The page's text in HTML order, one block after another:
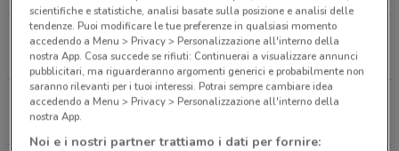
S.S. 96 Km. 118,600 Bari
1.5 km
CHIUSO
Via Fratelli Philips, 5 Bari
3.8 km
scientifiche e statistiche, analisi basate sulla posizione e analisi delle
tendenze. Puoi modificare le tue preferenze in qualsiasi momento
accedendo a Menu > Privacy > Personalizzazione all'interno della
nostra App. Cosa succede se rifiuti: Continuerai a visualizzare annunci
pubblicitari, ma riguarderanno argomenti generici e probabilmente non
saranno rilevanti per i tuoi interessi. Potrai sempre cambiare idea
accedendo a Menu > Privacy > Personalizzazione all'interno della
nostra App.
Noi e i nostri partner trattiamo i dati per fornire: